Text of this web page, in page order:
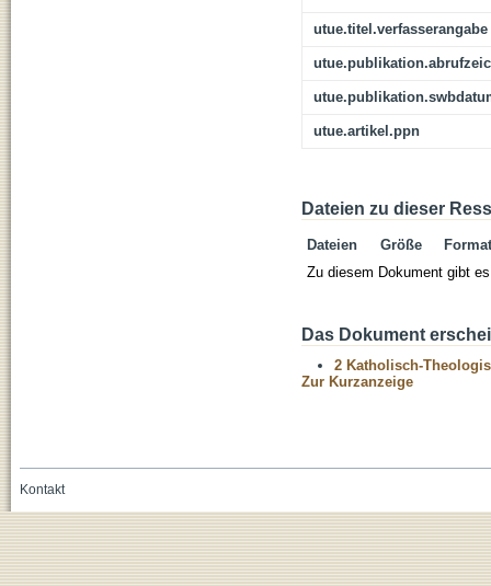
utue.titel.verfasserangabe
utue.artikel.ppn
Dateien zu dieser
Dateien Größe
Format
Zu diesem Dokument gibt
Das Dokument
2 Katholisch-
Zur Kurzanzeige
Kontakt